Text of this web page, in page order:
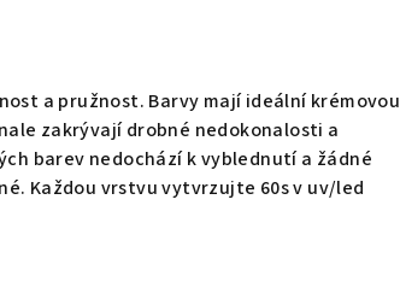
a pružnost. Barvy mají ideální krémovou
zakrývají drobné nedokonalosti a
barev nedochází k vyblednutí a žádné
Každou vrstvu vytvrzujte 60s v uv/led